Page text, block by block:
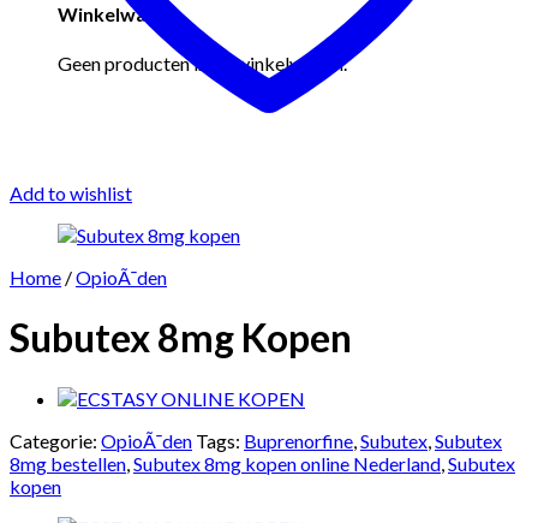
Winkelwagen
Geen producten in de winkelwagen.
Add to wishlist
Home /OpioÃ¯den
Subutex 8mg Kopen
Categorie: OpioÃ¯den Tags: Buprenorfine,Subutex,Subutex
8mg bestellen,Subutex 8mg kopen online Nederland,Subutex
kopen